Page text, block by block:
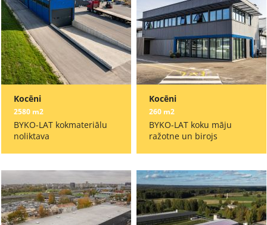
Kocēni
2580 m2
BYKO-LAT kokmateriālu
noliktava
Kocēni
260 m2
BYKO-LAT koku māju
ražotne un birojs